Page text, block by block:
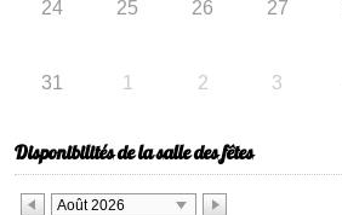
24 25 26 27
31 1 2 3
Disponibilités de la salle des fêtes
Août 2026